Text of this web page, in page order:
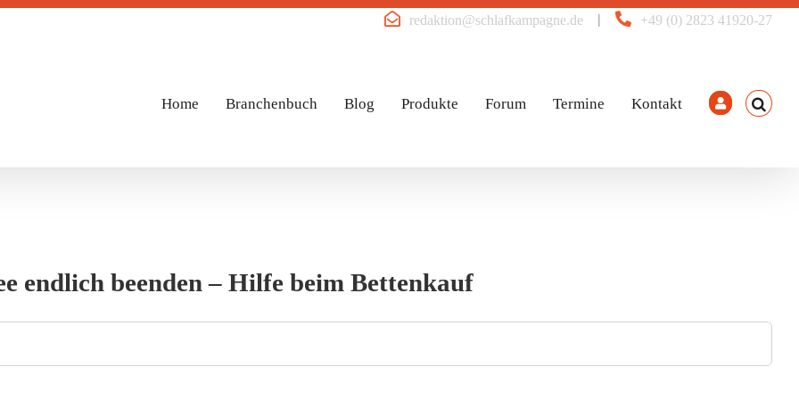
+49 (0) 2823 41920-27
|
redaktion@schlafkampagne.de
Home Branchenbuch Blog Produkte Forum Termine Kontakt
endlich beenden – Hilfe beim Bettenkauf